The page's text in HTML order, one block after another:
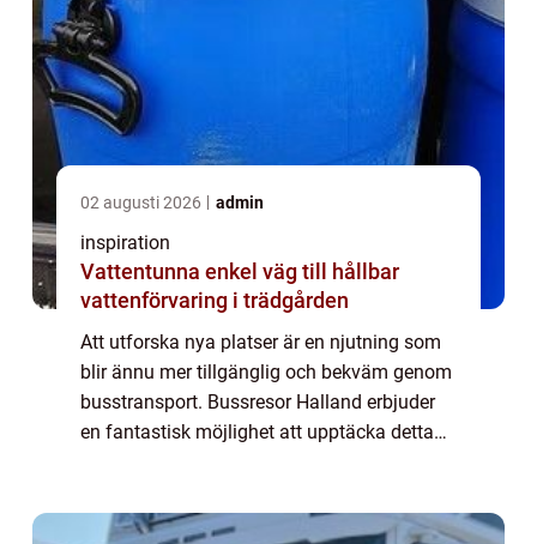
02 augusti 2026 admin
inspiration
Vattentunna enkel väg till hållbar
vattenförvaring i trädgården
Att utforska nya platser är en njutning som
blir ännu mer tillgänglig och bekväm genom
busstransport. Bussresor Halland erbjuder
en fantastisk möjlighet att upptäcka detta